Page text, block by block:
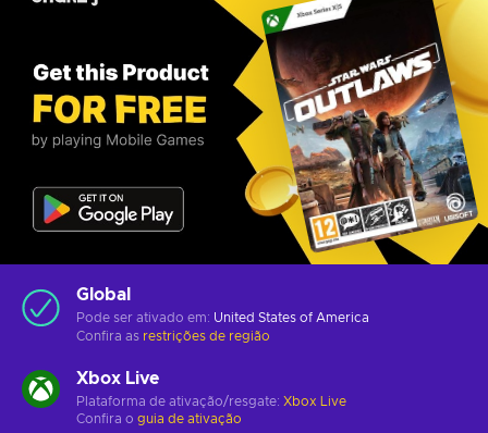
Global
Pode ser ativado em: United States of America
Confira as restrições de região
Xbox Live
Plataforma de ativação/resgate: Xbox Live
Confira o guia de ativação